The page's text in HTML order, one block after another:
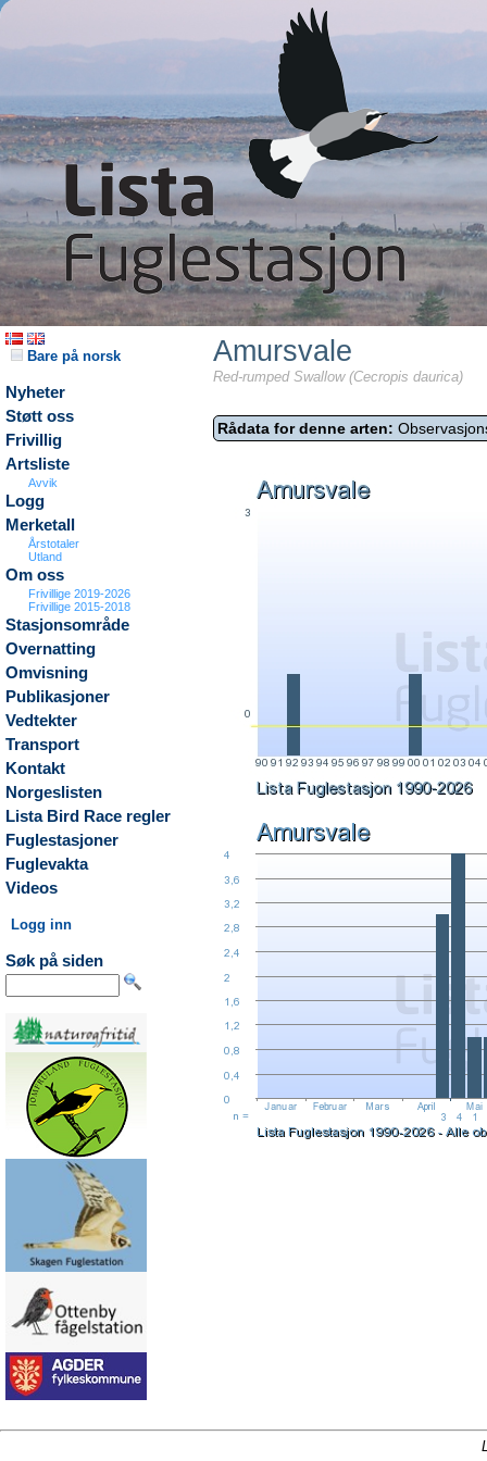
Bare på norsk
Nyheter
Støtt oss
Frivillig
Artsliste
Avvik
Logg
Merketall
Årstotaler
Utland
Om oss
Frivillige 2019-2026
Frivillige 2015-2018
Stasjonsområde
Overnatting
Omvisning
Publikasjoner
Vedtekter
Transport
Kontakt
Norgeslisten
Lista Bird Race regler
Fuglestasjoner
Fuglevakta
Videos
Logg inn
Søk på siden
Amursvale
Red-rumped Swallow (Cecropis daurica)
Rådata for denne arten: